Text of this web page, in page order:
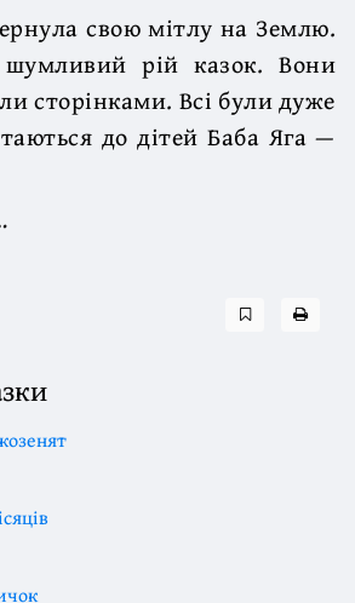
свою мітлу на Землю.
рій казок. Вони
сторінками. Всі були дуже
до дітей Баба Яга —